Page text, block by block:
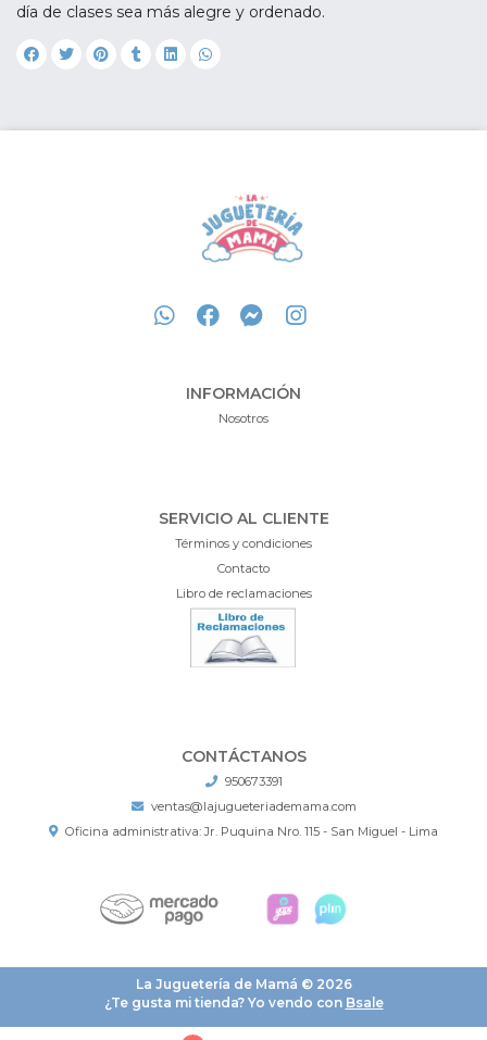
día de clases sea más alegre y ordenado.
INFORMACIÓN
Nosotros
SERVICIO AL CLIENTE
Términos y condiciones
Contacto
Libro de reclamaciones
CONTÁCTANOS
950673391
ventas@lajugueteriademama.com
Oficina administrativa: Jr. Puquina Nro. 115 - San Miguel - Lima
La Juguetería de Mamá © 2026
¿Te gusta mi tienda? Yo vendo con Bsale